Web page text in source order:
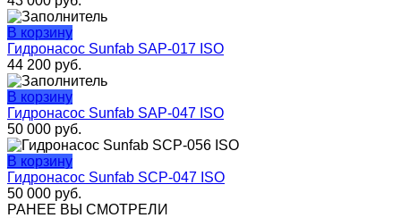
В корзину
Гидронасос Sunfab SAP-017 ISO
44 200 руб.
В корзину
Гидронасос Sunfab SAP-047 ISO
50 000 руб.
В корзину
Гидронасос Sunfab SCP-047 ISO
50 000 руб.
РАНЕЕ ВЫ СМОТРЕЛИ